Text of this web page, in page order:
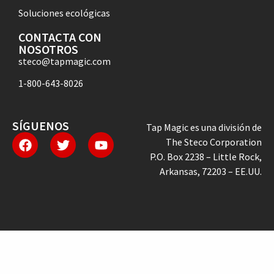
Soluciones ecológicas
CONTACTA CON
NOSOTROS
steco@tapmagic.com
1-800-643-8026
SÍGUENOS
Tap Magic es una división de
The Steco Corporation
P.O. Box 2238 – Little Rock,
Arkansas, 72203 – EE.UU.